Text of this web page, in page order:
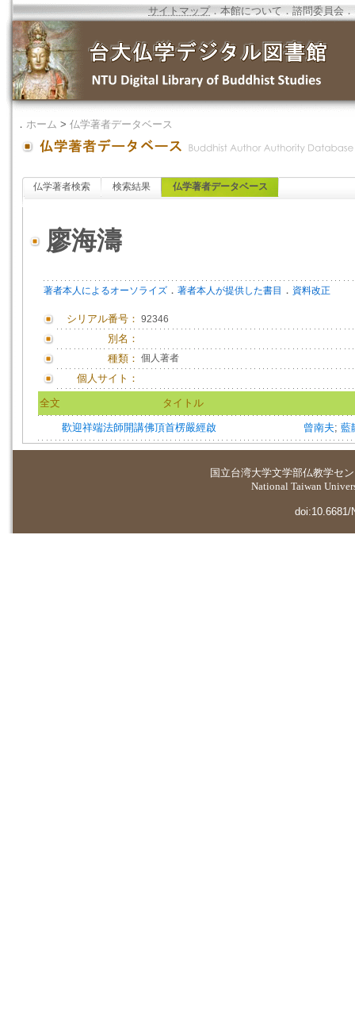
サイトマップ．本館について ．諮問委員会 ．
． ホーム > 仏学著者データベース
仏学著者検索 検索結果 仏学著者データベース
廖海濤
著者本人によるオーソライズ ． 著者本人が提供した書目 ． 資料改正
シリアル番号： 92346
別名：
種類： 個人著者
個人サイト：
全文 タイトル
歡迎祥端法師開講佛頂首楞嚴經啟 曾南夫; 藍
国立台湾大学文学部仏教学セ
National Taiwan
doi:10.6681/